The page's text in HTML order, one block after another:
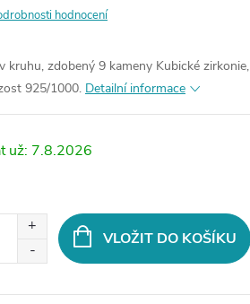
hodnocení
zdobený 9 kameny Kubické zirkonie,
925/1000. Detailní informace
7.8.2026
VLOŽIT DO KOŠÍKU